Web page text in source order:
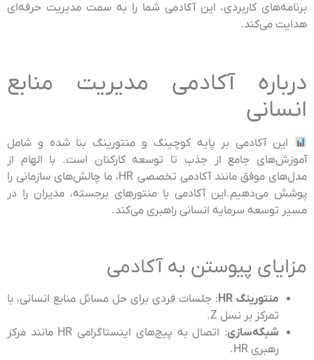
برنامه‌های کاربردی، این آکادمی شما را به سمت مدیریت حرفه‌ای
هدایت می‌کند.
درباره آکادمی مدیریت منابع
انسانی
این آکادمی بر پایه کوچینگ و منتورینگ بنا شده و شامل
آموزش‌های جامع از جذب تا توسعه کارکنان است. با الهام از
مدل‌های موفق مانند آکادمی تخصصی HR، ما چالش‌های سازمانی را
پوشش می‌دهیم.این آکادمی با منتورهای برجسته، مدیران را در
مسیر توسعه سرمایه انسانی راهبری می‌کند.
مزایای پیوستن به آکادمی
منتورینگ HR
: جلسات فردی برای حل مسائل منابع انسانی، با
تمرکز بر نسل Z.
شبکه‌سازی
: اتصال به پیج‌های اینستاگرامی HR مانند مرکز
رهبری HR.